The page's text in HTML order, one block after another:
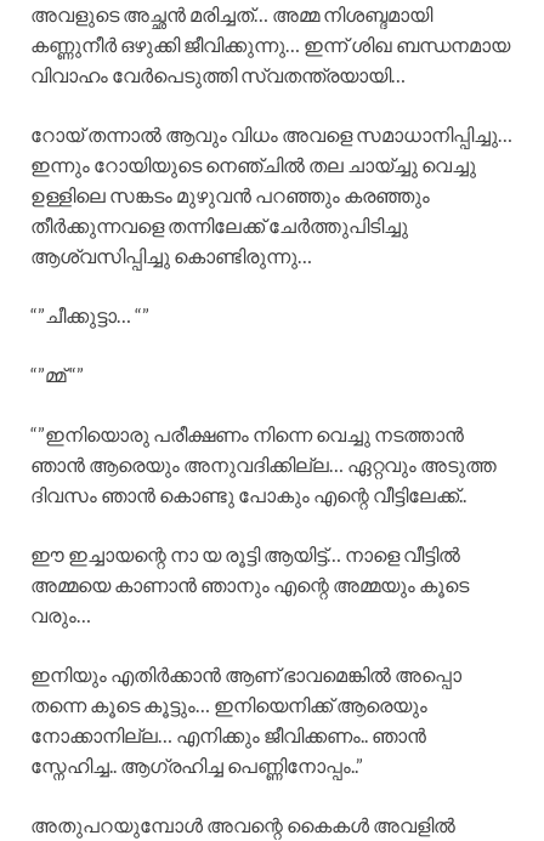
അവളുടെ അച്ഛൻ മരിച്ചത്… അമ്മ നിശബ്ദമായി
കണ്ണുനീർ ഒഴുക്കി ജീവിക്കുന്നു… ഇന്ന് ശിഖ ബന്ധനമായ
വിവാഹം വേർപെടുത്തി സ്വതന്ത്രയായി…
റോയ് തന്നാൽ ആവും വിധം അവളെ സമാധാനിപ്പിച്ചു…
ഇന്നും റോയിയുടെ നെഞ്ചിൽ തല ചായ്ച്ചു വെച്ചു
ഉള്ളിലെ സങ്കടം മുഴുവൻ പറഞ്ഞും കരഞ്ഞും
തീർക്കുന്നവളെ തന്നിലേക്ക് ചേർത്തുപിടിച്ചു
ആശ്വസിപ്പിച്ചു കൊണ്ടിരുന്നു…
“”ചീക്കുട്ടാ… “”
“”മ്മ് “”
“”ഇനിയൊരു പരീക്ഷണം നിന്നെ വെച്ചു നടത്താൻ
ഞാൻ ആരെയും അനുവദിക്കില്ല… ഏറ്റവും അടുത്ത
ദിവസം ഞാൻ കൊണ്ടു പോകും എന്റെ വീട്ടിലേക്ക്..
ഈ ഇച്ചായന്റെ നാ യ രൂട്ടി ആയിട്ട്… നാളെ വീട്ടിൽ
അമ്മയെ കാണാൻ ഞാനും എന്റെ അമ്മയും കൂടെ
വരും…
ഇനിയും എതിർക്കാൻ ആണ് ഭാവമെങ്കിൽ അപ്പൊ
തന്നെ കൂടെ കൂട്ടും… ഇനിയെനിക്ക് ആരെയും
നോക്കാനില്ല… എനിക്കും ജീവിക്കണം.. ഞാൻ
സ്നേഹിച്ച.. ആഗ്രഹിച്ച പെണ്ണിനോപ്പം..”
അതുപറയുമ്പോൾ അവന്റെ കൈകൾ അവളിൽ